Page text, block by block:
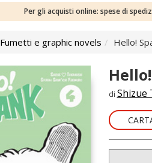
Per gli acquisti online: spese di
Fumetti e graphic novels Hello!
di Shizue